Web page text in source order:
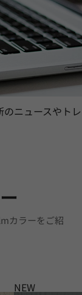
ニュースやト
カラーをご紹
NEW